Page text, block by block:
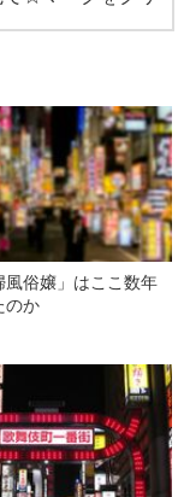
風俗嬢」はここ数年
のか